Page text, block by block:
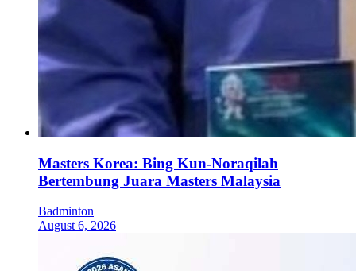
Masters Korea: Bing Kun-Noraqilah
Bertembung Juara Masters Malaysia
Badminton
August 6, 2026